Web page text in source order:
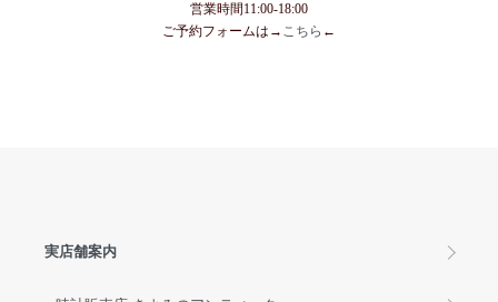
営業時間11:00-18:00
ご予約フォームは→ こちら ←
実店舗案内